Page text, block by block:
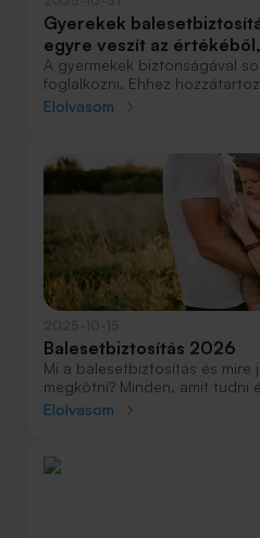
Gyerekek
egyre veszít az
A gyermekek biztonságával
foglalkozni. Ehhez
illetve, ha bármi történne
mára jelentősen vesztettek
Elolvasom
Balesetbiztosítás 2026
Mi a balesetbiztosítás és mire
megkötni? Minden, amit tudni
balesetbiztosításról 2026-ban.
Elolvasom